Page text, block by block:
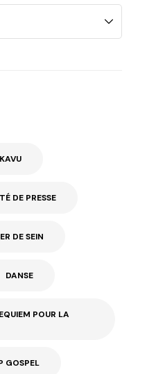
DE PRESSE
DE SEIN
DANSE
POUR LA
GOSPEL